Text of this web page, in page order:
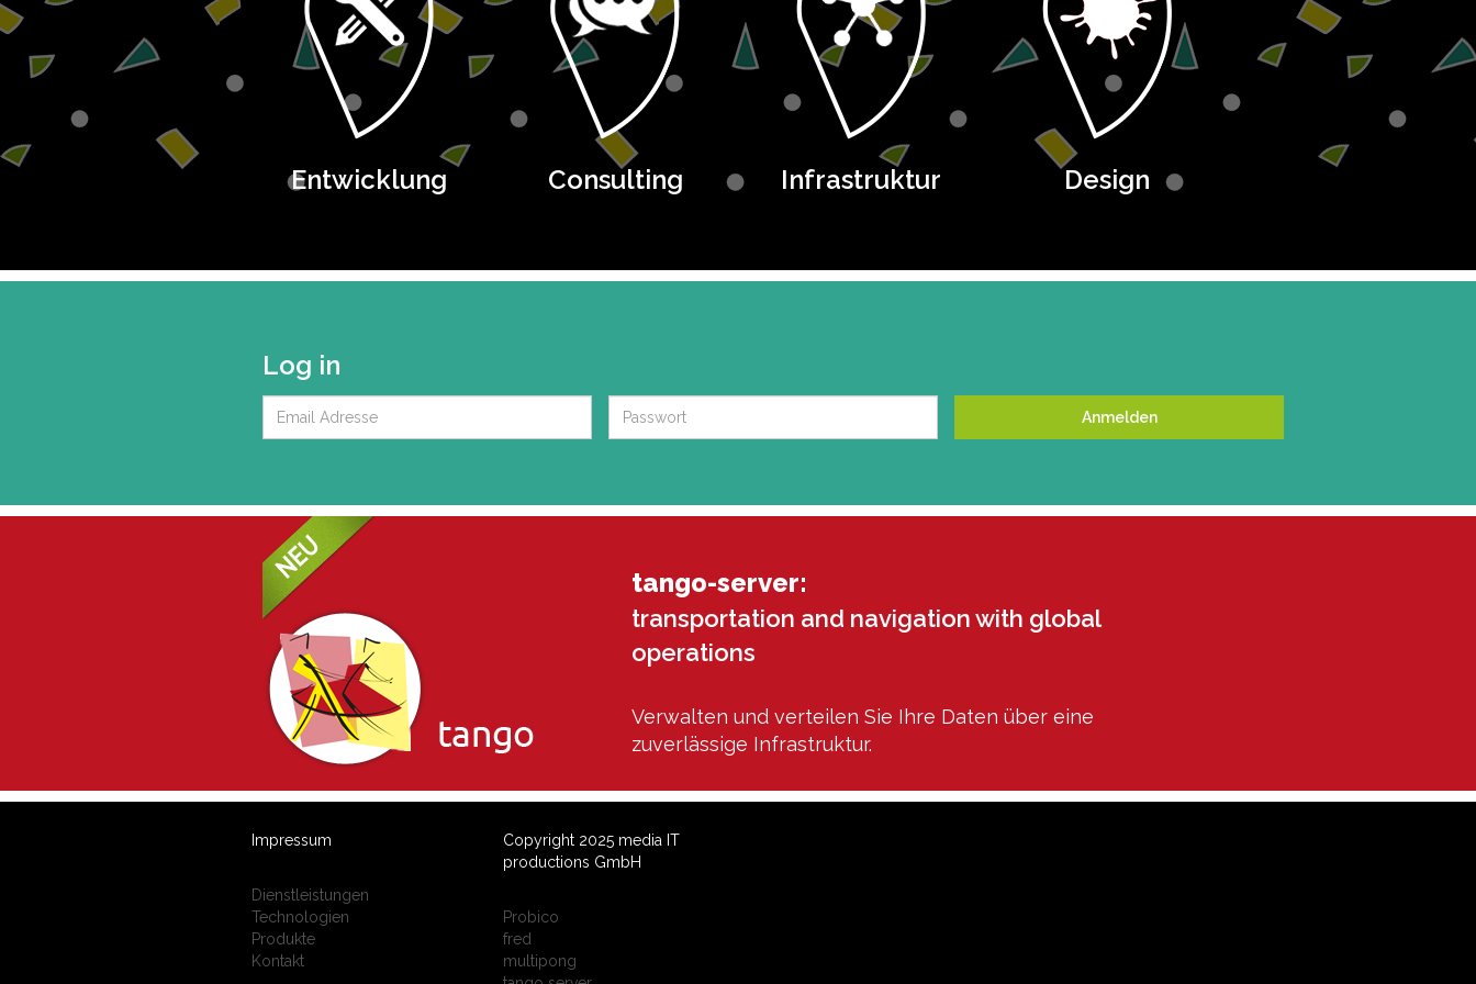
Entwicklung Consulting Infrastruktur Design
Log in
tango-server:
transportation and navigation with global
operations
Verwalten und verteilen Sie Ihre Daten über eine
zuverlässige Infrastruktur.
Impressum
Dienstleistungen
Technologien
Produkte
Kontakt
Copyright 2025 media IT
productions GmbH
Probico
fred
multipong